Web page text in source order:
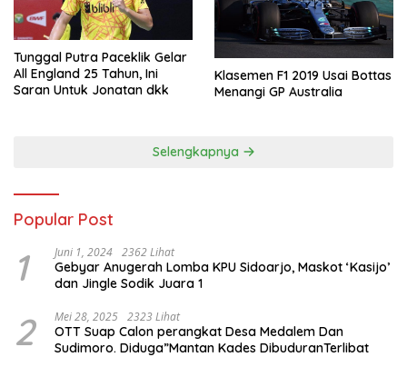
Tunggal Putra Paceklik Gelar
All England 25 Tahun, Ini
Saran Untuk Jonatan dkk
Klasemen F1 2019 Usai Bottas
Menangi GP Australia
Selengkapnya
Popular Post
1 Juni 1, 2024 2362 Lihat
Gebyar Anugerah Lomba KPU Sidoarjo, Maskot ‘Kasijo’
dan Jingle Sodik Juara 1
2 Mei 28, 2025 2323 Lihat
OTT Suap Calon perangkat Desa Medalem Dan
Sudimoro. Diduga”Mantan Kades DibuduranTerlibat